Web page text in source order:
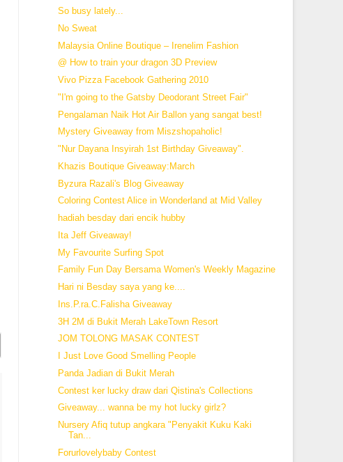
So busy lately...
No Sweat
Malaysia Online Boutique – Irenelim Fashion
@ How to train your dragon 3D Preview
Vivo Pizza Facebook Gathering 2010
"I'm going to the Gatsby Deodorant Street Fair"
Pengalaman Naik Hot Air Ballon yang sangat best!
Mystery Giveaway from Miszshopaholic!
"Nur Dayana Insyirah 1st Birthday Giveaway".
Khazis Boutique Giveaway:March
Byzura Razali's Blog Giveaway
Coloring Contest Alice in Wonderland at Mid Valley
hadiah besday dari encik hubby
Ita Jeff Giveaway!
My Favourite Surfing Spot
Family Fun Day Bersama Women's Weekly Magazine
Hari ni Besday saya yang ke....
Ins.P.ra.C.Falisha Giveaway
3H 2M di Bukit Merah LakeTown Resort
JOM TOLONG MASAK CONTEST
I Just Love Good Smelling People
Panda Jadian di Bukit Merah
Contest ker lucky draw dari Qistina's Collections
Giveaway... wanna be my hot lucky girlz?
Nursery Afiq tutup angkara "Penyakit Kuku Kaki
Tan...
Forurlovelybaby Contest